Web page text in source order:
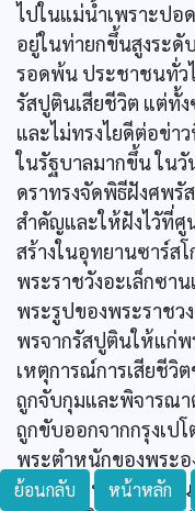
ไปในแม่น้ำเพราะปอ
อยู่ในท่ายกขึ้นสูงระดั
รอดพ้น ประชาชนทั่ว
รัสปูตินเสียชีวิต แต่ทั้
และไม่ทรงไยดีต่อข่า
ในรัฐบาลมากขึ้น ใน
ดราทรงจัดพิธีฝังศพรั
สำคัญและให้ฝังไวัที่ศู
สร้างในอุทยานซาร์สโ
พระราชวังอะเล็กซา
พระรูปของพระราชว
พรจากรัสปูตินให้แก่พ
เหตุการณ์การเสียชีวิ
ถูกจับกุมและพิจารณา
ถูกขับออกจากกรุงเป
พระตำหนักของพระอ
อื่น ๆ ถูกเนรเทศไปแ
ย้อนกลับ หน้าหลัก